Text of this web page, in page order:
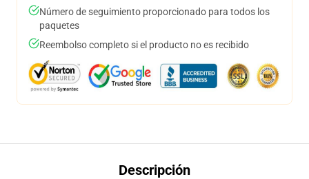
Número de seguimiento proporcionado para todos los
paquetes
Reembolso completo si el producto no es recibido
Descripción